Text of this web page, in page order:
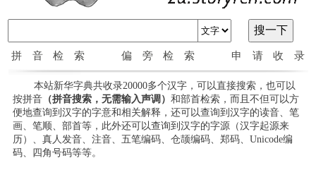
拼音检索 偏旁检索 申请收录
本站新华字典共收录20000多个汉字，可以直接搜索，也可以
按拼音（拼音搜索，无需输入声调） 和部首检索，而且不但可以方
便地查询到汉字的字意和相关解释，还可以查询到汉字的读音、笔
画、笔顺、部首等，此外还可以查询到汉字的字源（汉字起源来
历）、真人发音、注音、五笔编码、仓颉编码、郑码、Unicode编
码、四角号码等等。